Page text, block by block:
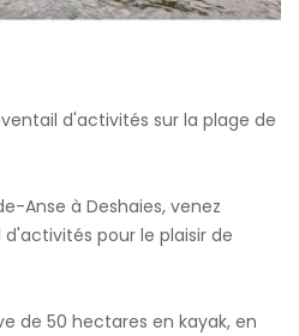
d'activités sur la plage de
Anse à Deshaies, venez
pour le plaisir de
de 50 hectares en kayak, en